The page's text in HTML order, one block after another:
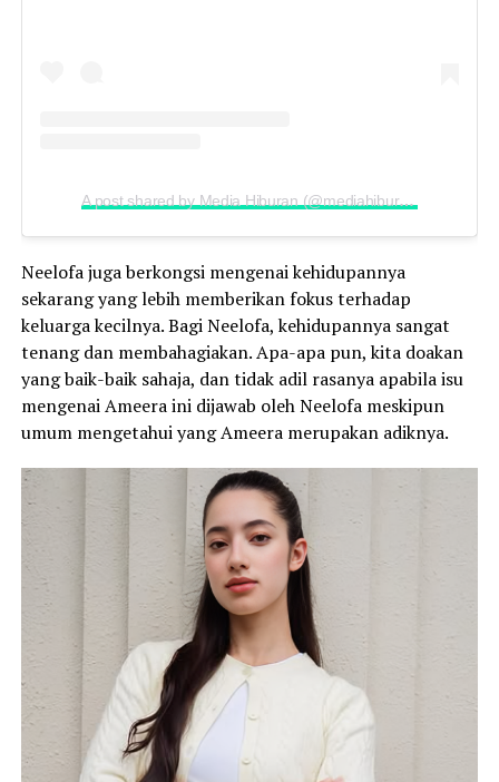
A post shared by Media Hiburan (@mediahiburanofficial)
Neelofa juga berkongsi mengenai kehidupannya
sekarang yang lebih memberikan fokus terhadap
keluarga kecilnya. Bagi Neelofa, kehidupannya sangat
tenang dan membahagiakan. Apa-apa pun, kita doakan
yang baik-baik sahaja, dan tidak adil rasanya apabila isu
mengenai Ameera ini dijawab oleh Neelofa meskipun
umum mengetahui yang Ameera merupakan adiknya.